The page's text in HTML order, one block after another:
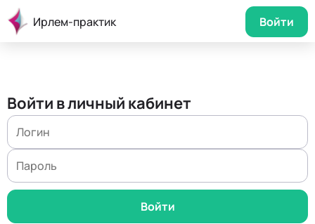
Ирлем-практик Войти
Войти в личный кабинет